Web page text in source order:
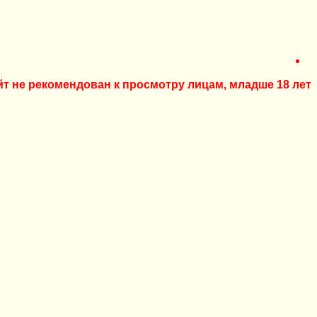
не рекомендован к просмотру лицам, младше 18 лет